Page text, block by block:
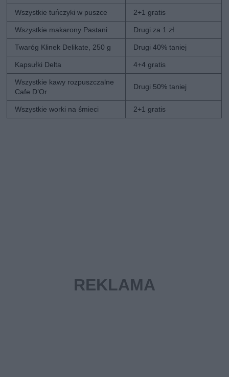
Wszystkie tuńczyki w puszce 2+1 gratis
Wszystkie makarony Pastani Drugi za 1 zł
Twaróg Klinek Delikate, 250 g Drugi 40% taniej
Kapsułki Delta 4+4 gratis
Wszystkie kawy rozpuszczalne
Cafe D’Or
Drugi 50% taniej
Wszystkie worki na śmieci 2+1 gratis